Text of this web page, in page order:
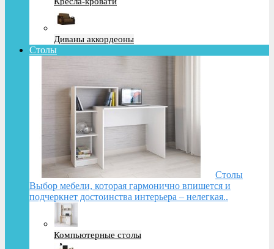
Диваны аккордеоны
Столы
Столы
Выбор мебели, которая гармонично впишется и
подчеркнет достоинства интерьера – нелегкая..
Компьютерные столы